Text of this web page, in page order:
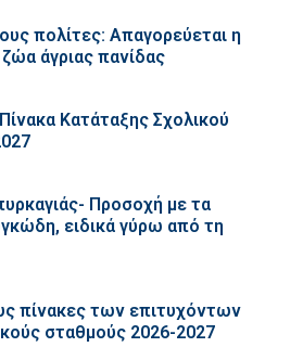
πολίτες: Απαγορεύεται η
άγριας πανίδας
Κατάταξης Σχολικού
Προσοχή με τα
ειδικά γύρω από τη
πίνακες των επιτυχόντων
σταθμούς 2026-2027